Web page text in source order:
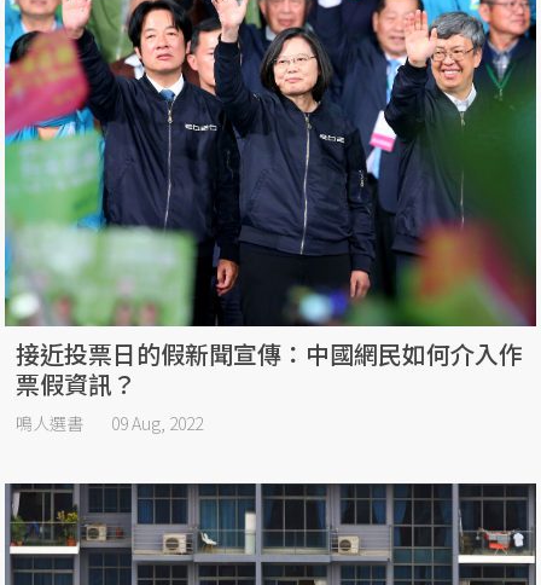
接近投票日的假新聞宣傳：中國網民如何介入作
票假資訊？
鳴人選書 09 Aug, 2022